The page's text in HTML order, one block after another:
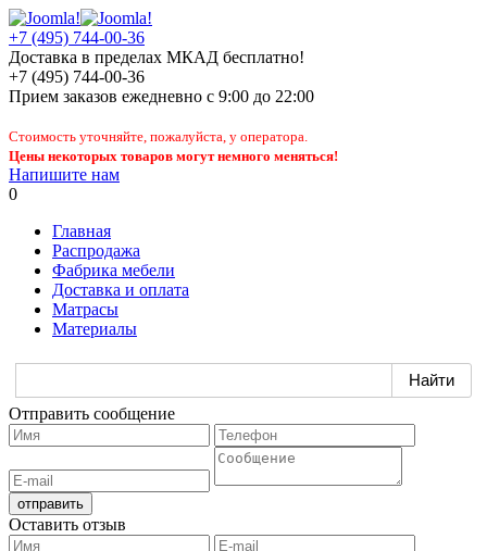
+7 (495) 744-00-36
Доставка в пределах МКАД бесплатно!
+7 (495) 744-00-36
Прием заказов ежедневно с 9:00 до 22:00
Стоимость уточняйте, пожалуйста, у оператора.
Цены некоторых товаров могут немного меняться!
Напишите нам
0
Главная
Распродажа
Фабрика мебели
Доставка и оплата
Матрасы
Материалы
Отправить сообщение
Оставить отзыв